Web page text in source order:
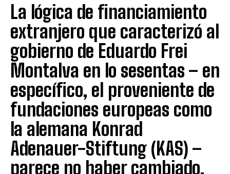
La lógica de financiamiento
extranjero que caracterizó al
gobierno de Eduardo Frei
Montalva en lo sesentas – en
específico, el proveniente de
fundaciones europeas como
la alemana Konrad
Adenauer-Stiftung (KAS) –
parece no haber cambiado.